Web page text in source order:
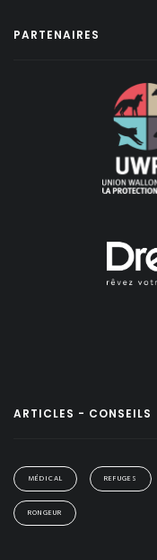
PARTENAIRES
ARTICLES - CONSEILS
MÉDICAL REFUGES
RONGEUR